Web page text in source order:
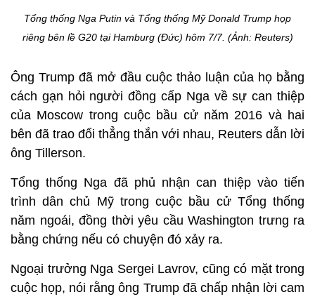
Tổng thống Nga Putin và Tổng thống Mỹ Donald Trump họp
riêng bên lề G20 tại Hamburg (Đức) hôm 7/7. (Ảnh: Reuters)
Ông Trump đã mở đầu cuộc thảo luận của họ bằng
cách gạn hỏi người đồng cấp Nga về sự can thiệp
của Moscow trong cuộc bầu cử năm 2016 và hai
bên đã trao đổi thẳng thắn với nhau, Reuters dẫn lời
ông Tillerson.
Tổng thống Nga đã phủ nhận can thiệp vào tiến
trình dân chủ Mỹ trong cuộc bầu cử Tổng thống
năm ngoái, đồng thời yêu cầu Washington trưng ra
bằng chứng nếu có chuyện đó xảy ra.
Ngoại trưởng Nga Sergei Lavrov, cũng có mặt trong
cuộc họp, nói rằng ông Trump đã chấp nhận lời cam